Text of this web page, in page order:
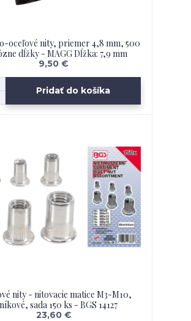
oceľové nity, priemer 4,8 mm, 500
dĺžky - MAGG Dĺžka: 7,9 mm
9,50 €
Pridať do košíka
nity - nitovacie matice M3-M10,
sada 150 ks - BGS 14127
23,60 €